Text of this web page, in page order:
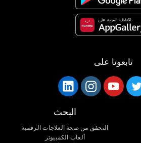
تابعونا على
البحث
التحقق من صحة العلاجات الرقمية
ألعاب الكمبيوتر